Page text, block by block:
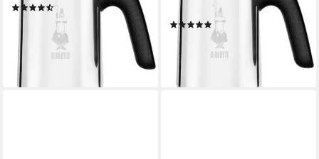
(10)
ab 35,71 € UVP
-28%
lieferbar - in 3-4 Werktagen bei dir
Tassen
(8)
ab 40,25 € UVP
-29%
lieferbar - in 3-4 Werktagen bei dir